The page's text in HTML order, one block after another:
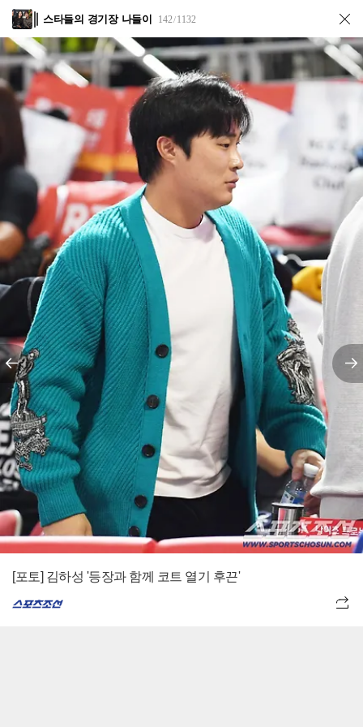
스타들의 경기장 나들이 142/1132
[포토] 김하성 '등장과 함께 코트 열기 후끈'